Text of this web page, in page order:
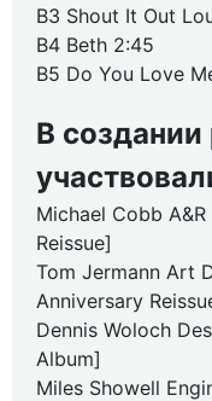
B3 Shout It Out
B4 Beth 2:45
B5 Do You Love
В создании
Michael Cobb
Reissue]
Tom Jermann Art
Anniversary
Dennis Woloch
Album]
Miles Showell